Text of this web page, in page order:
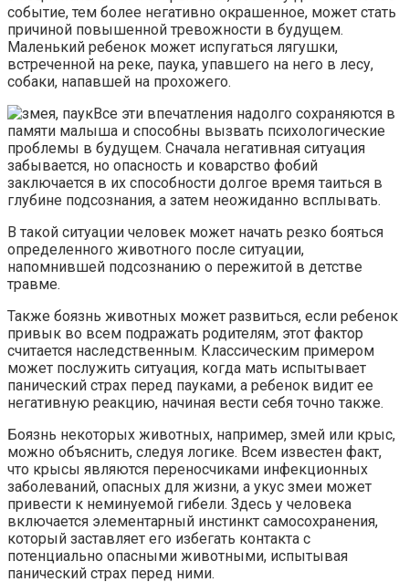
событие, тем более негативно окрашенное, может стать
причиной повышенной тревожности в будущем.
Маленький ребенок может испугаться лягушки,
встреченной на реке, паука, упавшего на него в лесу,
собаки, напавшей на прохожего.
Все эти впечатления надолго сохраняются в
памяти малыша и способны вызвать психологические
проблемы в будущем. Сначала негативная ситуация
забывается, но опасность и коварство фобий
заключается в их способности долгое время таиться в
глубине подсознания, а затем неожиданно всплывать.
В такой ситуации человек может начать резко бояться
определенного животного после ситуации,
напомнившей подсознанию о пережитой в детстве
травме.
Также боязнь животных может развиться, если ребенок
привык во всем подражать родителям, этот фактор
считается наследственным. Классическим примером
может послужить ситуация, когда мать испытывает
панический страх перед пауками, а ребенок видит ее
негативную реакцию, начиная вести себя точно также.
Боязнь некоторых животных, например, змей или крыс,
можно объяснить, следуя логике. Всем известен факт,
что крысы являются переносчиками инфекционных
заболеваний, опасных для жизни, а укус змеи может
привести к неминуемой гибели. Здесь у человека
включается элементарный инстинкт самосохранения,
который заставляет его избегать контакта с
потенциально опасными животными, испытывая
панический страх перед ними.